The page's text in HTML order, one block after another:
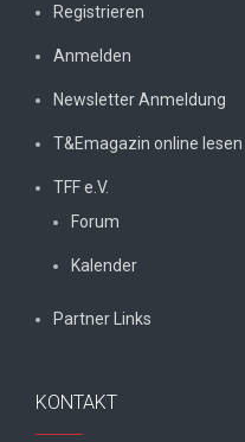
Registrieren
Anmelden
Newsletter Anmeldung
T&Emagazin online lesen
TFF e.V.
Forum
Kalender
Partner Links
KONTAKT